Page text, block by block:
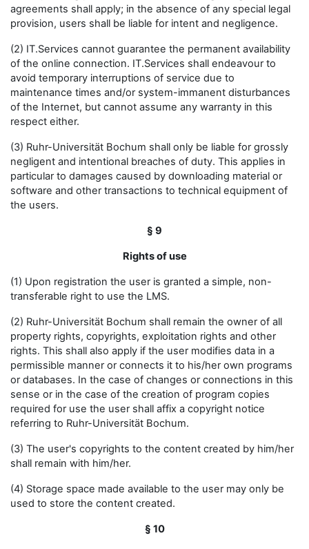
agreements shall apply; in the absence of any special legal
provision, users shall be liable for intent and negligence.
(2) IT.Services cannot guarantee the permanent availability
of the online connection. IT.Services shall endeavour to
avoid temporary interruptions of service due to
maintenance times and/or system-immanent disturbances
of the Internet, but cannot assume any warranty in this
respect either.
(3) Ruhr-Universität Bochum shall only be liable for grossly
negligent and intentional breaches of duty. This applies in
particular to damages caused by downloading material or
software and other transactions to technical equipment of
the users.
§ 9
Rights of use
(1) Upon registration the user is granted a simple, non-
transferable right to use the LMS.
(2) Ruhr-Universität Bochum shall remain the owner of all
property rights, copyrights, exploitation rights and other
rights. This shall also apply if the user modifies data in a
permissible manner or connects it to his/her own programs
or databases. In the case of changes or connections in this
sense or in the case of the creation of program copies
required for use the user shall affix a copyright notice
referring to Ruhr-Universität Bochum.
(3) The user's copyrights to the content created by him/her
shall remain with him/her.
(4) Storage space made available to the user may only be
used to store the content created.
§ 10